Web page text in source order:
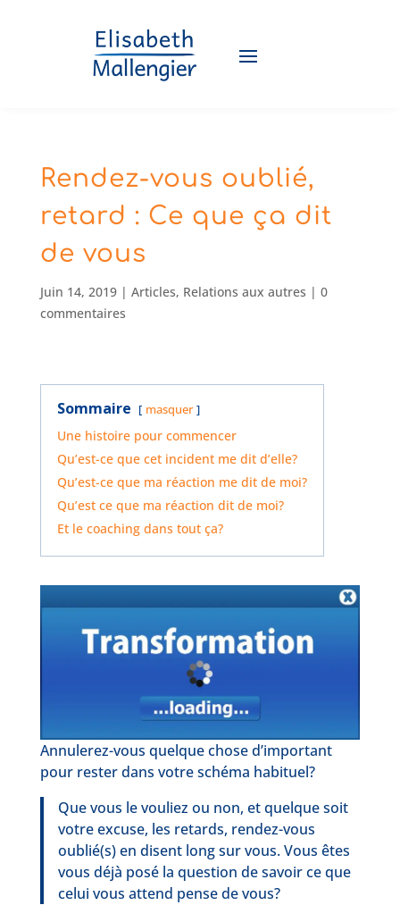
Rendez-vous oublié,
retard : Ce que ça dit
de vous
Juin 14, 2019| Articles, Relations aux autres | 0
commentaires
Sommaire masquer
Une histoire pour commencer
Qu’est-ce que cet incident me dit d’elle?
Qu’est-ce que ma réaction me dit de moi?
Qu’est ce que ma réaction dit de moi?
Et le coaching dans tout ça?
Annulerez-vous quelque chose d’important
pour rester dans votre schéma habituel?
Que vous le vouliez ou non, et quelque soit
votre excuse, les retards, rendez-vous
oublié(s) en disent long sur vous. Vous êtes
vous déjà posé la question de savoir ce que
celui vous attend pense de vous?